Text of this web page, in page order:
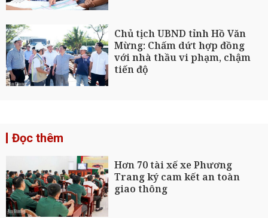
Chủ tịch UBND tỉnh Hồ Văn
Mừng: Chấm dứt hợp đồng
với nhà thầu vi phạm, chậm
tiến độ
Đọc thêm
Hơn 70 tài xế xe Phương
Trang ký cam kết an toàn
giao thông